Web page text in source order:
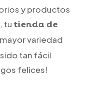
y productos
tu tienda de
variedad
tan fácil
felices!